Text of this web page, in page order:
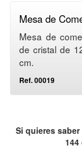
Mesa de
Mesa de
de cristal de
cm.
Ref. 00019
Si quieres
144